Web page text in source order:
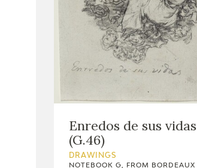
Enredos de sus vidas
(G.46)
DRAWINGS
NOTEBOOK G, FROM BORDEAUX